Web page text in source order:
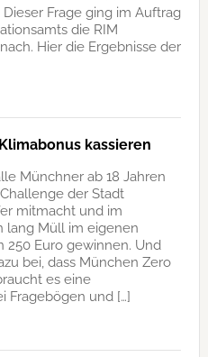
Frage ging im Auftrag
die RIM
Hier die Ergebnisse der
kassieren
Münchner ab 18 Jahren
der Stadt
mitmacht und im
lang Müll im eigenen
250 Euro gewinnen. Und
bei, dass München Zero
es eine
Fragebögen und […]